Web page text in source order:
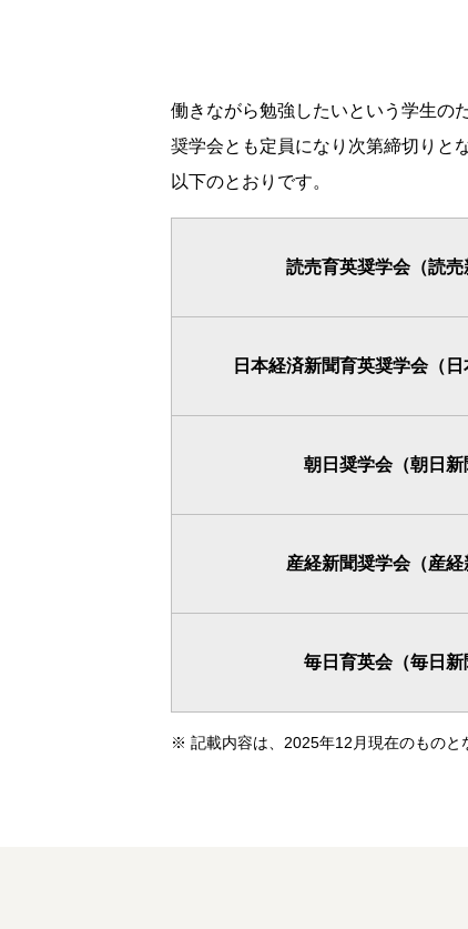
働きながら勉強したいという学生の
奨学会とも定員になり次第締切りと
以下のとおりです。
読売育英奨学会（読売
日本経済新聞育英奨学会（日
朝日奨学会（朝日新
産経新聞奨学会（産経
毎日育英会（毎日新
※ 記載内容は、2025年12月現在のものと